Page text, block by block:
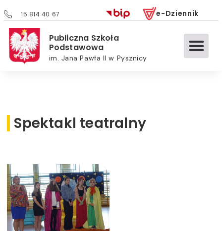
15 814 40 67 e-Dziennik
Publiczna Szkoła
Podstawowa
im. Jana Pawła II w Pysznicy
Spektakl teatralny